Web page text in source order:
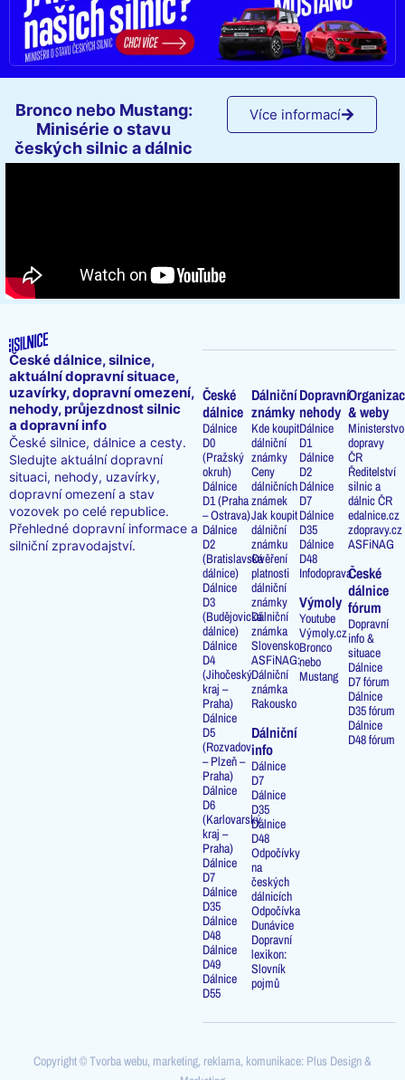
Bronco nebo Mustang:
Minisérie o stavu
českých silnic a dálnic
Více informací
České dálnice, silnice,
aktuální dopravní situace,
uzavírky, dopravní omezení,
nehody, průjezdnost silnic
a dopravní info
České silnice, dálnice a cesty.
Sledujte aktuální dopravní
situaci, nehody, uzavírky,
dopravní omezení a stav
vozovek po celé republice.
Přehledné dopravní informace a
silniční zpravodajství.
České
dálnice
Dálnice
D0
(Pražský
okruh)
Dálnice
D1 (Praha
– Ostrava)
Dálnice
D2
(Bratislavská
dálnice)
Dálnice
D3
(Budějovická
dálnice)
Dálnice
D4
(Jihočeský
kraj –
Praha)
Dálnice
D5
(Rozvadov
– Plzeň –
Praha)
Dálnice
D6
(Karlovarský
kraj –
Praha)
Dálnice
D7
Dálnice
D35
Dálnice
D48
Dálnice
D49
Dálnice
D55
Dálniční
známky
Kde koupit
dálniční
známky
Ceny
dálničních
známek
Jak koupit
dálniční
známku
Ověření
platnosti
dálniční
známky
Dálniční
známka
Slovensko
ASFiNAG:
Dálniční
známka
Rakousko
Dálniční
info
Dálnice
D7
Dálnice
D35
Dálnice
D48
Odpočívky
na
českých
dálnicích
Odpočívka
Dunávice
Dopravní
lexikon:
Slovník
pojmů
Dopravní
nehody
Dálnice
D1
Dálnice
D2
Dálnice
D7
Dálnice
D35
Dálnice
D48
Infodoprava
Výmoly
Youtube
Výmoly.cz
Bronco
nebo
Mustang
& weby
Ministerstvo
dopravy
ČR
Ředitelství
silnic a
dálnic ČR
edalnice.cz
zdopravy.cz
ASFiNAG
České
dálnice
fórum
Dopravní
info &
situace
Dálnice
D7 fórum
Dálnice
D35 fórum
Dálnice
D48 fórum
Copyright © Tvorba webu, marketing, reklama, komunikace: Plus Design &